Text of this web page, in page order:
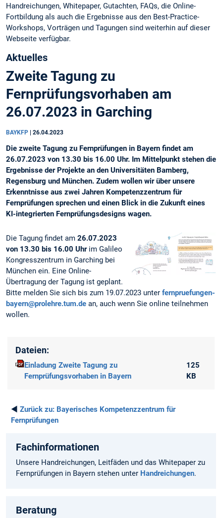
Handreichungen, Whitepaper, Gutachten, FAQs, die Online-
Fortbildung als auch die Ergebnisse aus den Best-Practice-
Workshops, Vorträgen und Tagungen sind weiterhin auf dieser
Webseite verfügbar.
Aktuelles
Zweite Tagung zu
Fernprüfungsvorhaben am
26.07.2023 in Garching
BAYKFP | 26.04.2023
Die zweite Tagung zu Fernprüfungen in Bayern findet am
26.07.2023 von 13.30 bis 16.00 Uhr. Im Mittelpunkt stehen die
Ergebnisse der Projekte an den Universitäten Bamberg,
Regensburg und München. Zudem wollen wir über unsere
Erkenntnisse aus zwei Jahren Kompetenzzentrum für
Fernprüfungen sprechen und einen Blick in die Zukunft eines
KI-integrierten Fernprüfungsdesigns wagen.
Die Tagung findet am 26.07.2023
von 13.30 bis 16.00 Uhrim Galileo
Kongresszentrum in Garching bei
München ein. Eine Online-
Übertragung der Tagung ist geplant.
Bitte melden Sie sich bis zum 19.07.2023 unter fernpruefungen-
bayern@prolehre.tum.de an, auch wenn Sie online teilnehmen
wollen.
Dateien:
Einladung Zweite Tagung zu
Fernprüfungsvorhaben in Bayern
125
KB
◄ Zurück zu: Bayerisches Kompetenzzentrum für
Fernprüfungen
Fachinformationen
Unsere Handreichungen, Leitfäden und das Whitepaper zu
Fernprüfungen in Bayern stehen unter Handreichungen.
Beratung